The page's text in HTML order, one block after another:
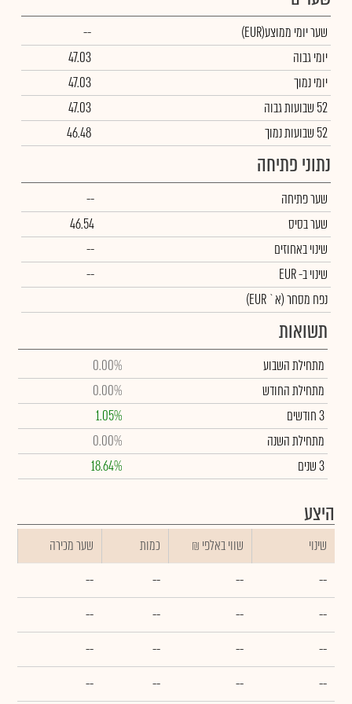
שער יומי ממוצע(EUR)
--
יומי גבוה
47.03
יומי נמוך
47.03
52 שבועות גבוה
47.03
52 שבועות נמוך
46.48
נתוני פתיחה
שער פתיחה
--
שער בסיס
46.54
שינוי באחוזים
--
שינויב- EUR
--
נפח מסחר(א` EUR)
תשואות
מתחילת השבוע
0.00%
מתחילת החודש
0.00%
3 חודשים
1.05%
מתחילת השנה
0.00%
3 שנים
18.64%
היצע
שינוי ₪ שווי באלפי כמות
שער מכירה
--
--
--
--
--
--
--
--
--
--
--
--
--
--
--
--